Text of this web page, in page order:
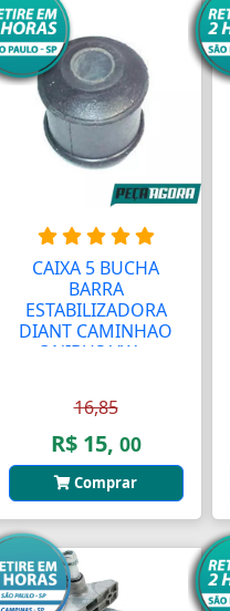
CAIXA 5 BUCHA
BARRA
ESTABILIZADORA
DIANT CAMINHAO
ONIBUS VW ...
16,85
R$ 15, 00
Comprar